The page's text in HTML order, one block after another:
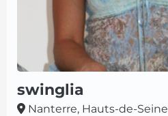
swinglia
Nanterre, Hauts-de-Seine